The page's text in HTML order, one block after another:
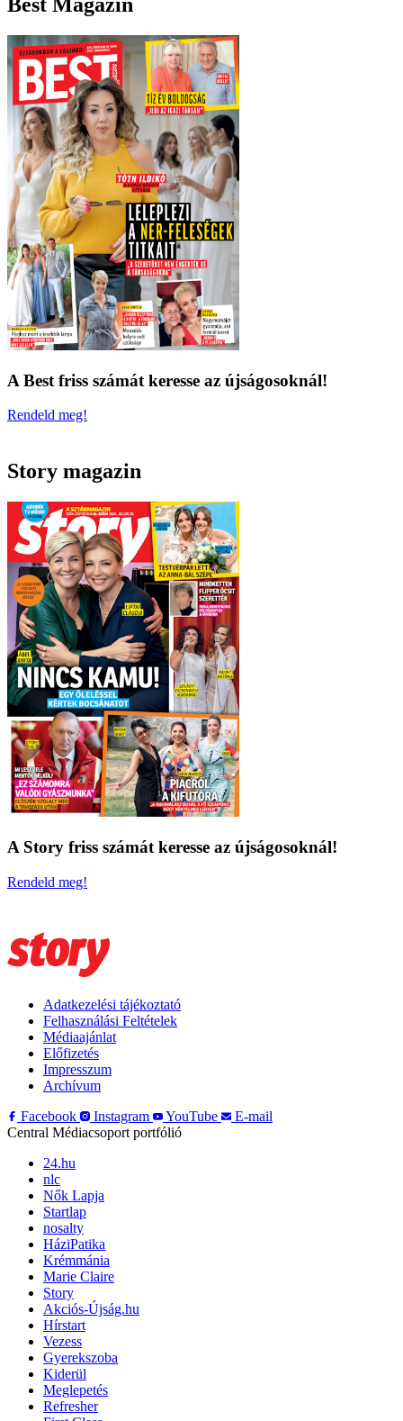
A Best friss számát keresse az újságosoknál!
Rendeld meg!
Story magazin
A Story friss számát keresse az újságosoknál!
Rendeld meg!
Adatkezelési tájékoztató
Felhasználási Feltételek
Médiaajánlat
Előfizetés
Impresszum
Archívum
Facebook
Instagram YouTube
E-mail
Central Médiacsoport portfólió
24.hu
nlc
Nők Lapja
Startlap
nosalty
HáziPatika
Krémmánia
Marie Claire
Story
Akciós-Újság.hu
Hírstart
Vezess
Gyerekszoba
Kiderül
Meglepetés
Refresher